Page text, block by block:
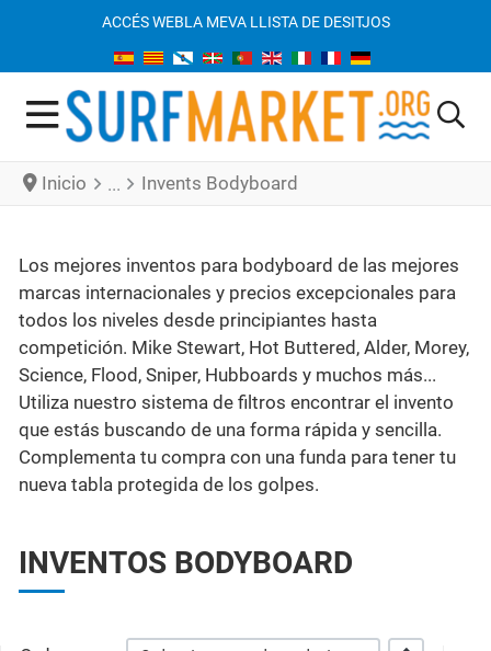
ACCÉS WEBLA MEVA LLISTA DE DESITJOS
Inicio Invents Bodyboard
Los mejores inventos para bodyboard de las mejores
marcas internacionales y precios excepcionales para
todos los niveles desde principiantes hasta
competición. Mike Stewart, Hot Buttered, Alder, Morey,
Science, Flood, Sniper, Hubboards y muchos más...
Utiliza nuestro sistema de filtros encontrar el invento
que estás buscando de una forma rápida y sencilla.
Complementa tu compra con una funda para tener tu
nueva tabla protegida de los golpes.
INVENTOS BODYBOARD